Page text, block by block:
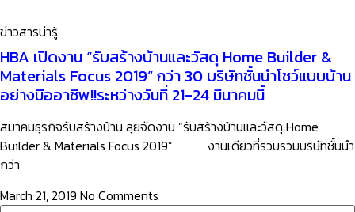
ข่าวสารน่ารู้
HBA เปิดงาน “รับสร้างบ้านและวัสดุ Home Builder &
Materials Focus 2019” กว่า 30 บริษัทชั้นนำโชว์แบบบ้าน
อย่างมืออาชีพ!!ระหว่างวันที่ 21-24 มีนาคมนี้
สมาคมธุรกิจรับสร้างบ้าน ลุยจัดงาน “รับสร้างบ้านและวัสดุ Home
Builder & Materials Focus 2019” งานเดียวที่รวบรวมบริษัทชั้นนำ
กว่า
March 21, 2019 No Comments